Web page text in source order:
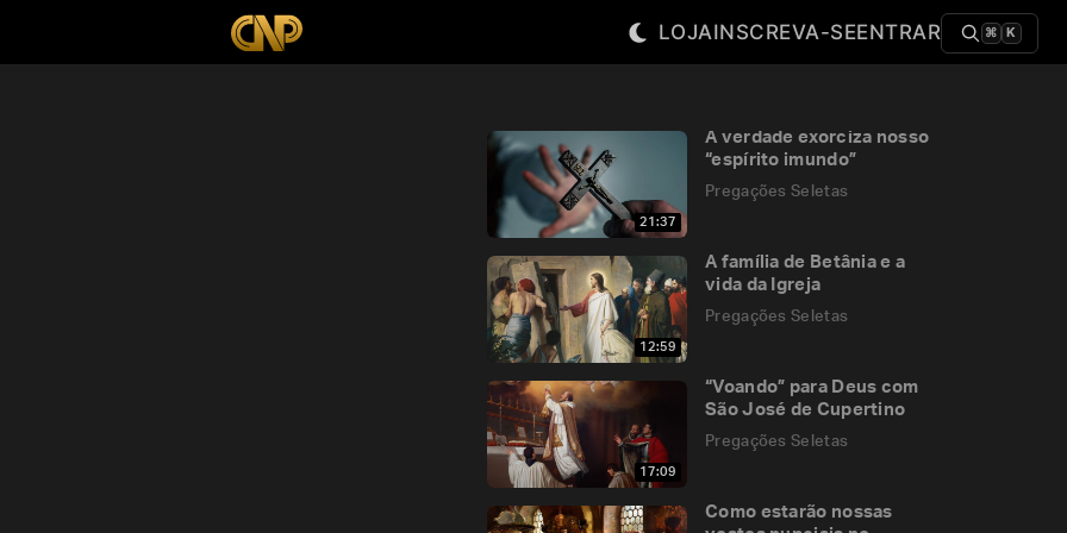
LOJAINSCREVA-SEENTRAR ⌘ K
21:37
A verdade exorciza nosso
“espírito imundo”
Pregações Seletas
12:59
A família de Betânia e a
vida da Igreja
Pregações Seletas
17:09
“Voando” para Deus com
São José de Cupertino
Pregações Seletas
Como estarão nossas